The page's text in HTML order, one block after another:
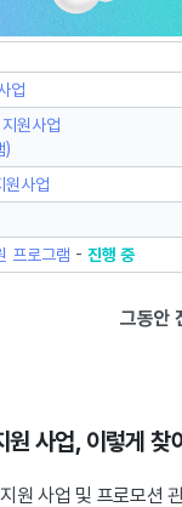
업
원사업
)
원사업
프로그램 - 진행 중
그동안
사업, 이렇게 찾
원 사업 및 프로모션